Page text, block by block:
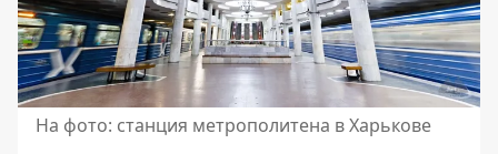
На фото: станция метрополитена в Харькове